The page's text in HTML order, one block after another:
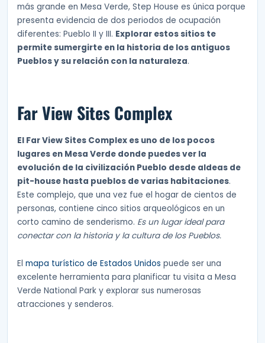
más grande en Mesa Verde, Step House es única porque
presenta evidencia de dos periodos de ocupación
diferentes: Pueblo II y III. Explorar estos sitios te
permite sumergirte en la historia de los antiguos
Pueblos y su relación con la naturaleza.
Far View Sites Complex
El Far View Sites Complex es uno de los pocos
lugares en Mesa Verde donde puedes ver la
evolución de la civilización Pueblo desde aldeas de
pit-house hasta pueblos de varias habitaciones.
Este complejo, que una vez fue el hogar de cientos de
personas, contiene cinco sitios arqueológicos en un
corto camino de senderismo. Es un lugar ideal para
conectar con la historia y la cultura de los Pueblos.
El mapa turístico de Estados Unidos puede ser una
excelente herramienta para planificar tu visita a Mesa
Verde National Park y explorar sus numerosas
atracciones y senderos.